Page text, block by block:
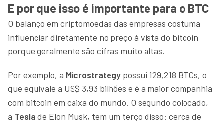
E por que isso é importante para o BTC
O balanço em criptomoedas das empresas costuma
influenciar diretamente no preço à vista do bitcoin
porque geralmente são cifras muito altas.
Por exemplo, a Microstrategy possui 129,218 BTCs, o
que equivale a US$ 3,93 bilhões e é a maior companhia
com bitcoin em caixa do mundo. O segundo colocado,
a Tesla de Elon Musk, tem um terço disso: cerca de